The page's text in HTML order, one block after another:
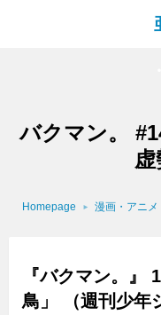
バクマン。
Homepage 漫画・アニメ
『バクマン。』
鳥」 （週刊少年